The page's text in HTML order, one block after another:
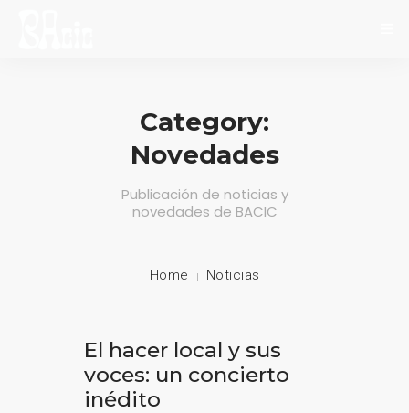
Category:
Novedades
Publicación de noticias y
novedades de BACIC
Home Noticias
El hacer local y sus
voces: un concierto
inédito